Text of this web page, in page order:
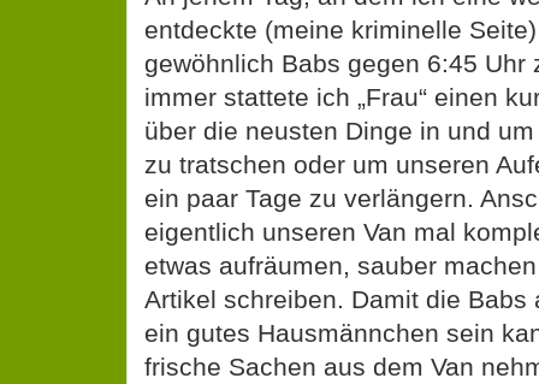
entdeckte (meine kriminelle
gewöhnlich Babs gegen 6:45 Uhr
immer stattete ich „Frau“ einen
über die neusten Dinge in und
zu tratschen oder um unseren
ein paar Tage zu verlängern.
eigentlich unseren Van mal
etwas aufräumen, sauber
Artikel schreiben. Damit die Babs
ein gutes Hausmännchen sein
frische Sachen aus dem Van